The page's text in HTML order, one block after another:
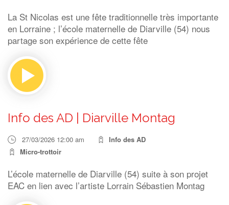
La St Nicolas est une fête traditionnelle très importante
en Lorraine ; l’école maternelle de Diarville (54) nous
partage son expérience de cette fête
Info des AD | Diarville Montag
27/03/2026 12:00 am
Info des AD
Micro-trottoir
L’école maternelle de Diarville (54) suite à son projet
EAC en lien avec l’artiste Lorrain Sébastien Montag